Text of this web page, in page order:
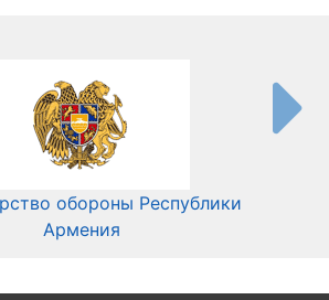
обороны Республики
Армения